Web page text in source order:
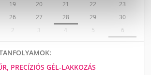
19 20 21 22
23
26 27 28 29
30
2 3 4 5 6
PRECÍZIÓS GÉL-LAKKOZÁS